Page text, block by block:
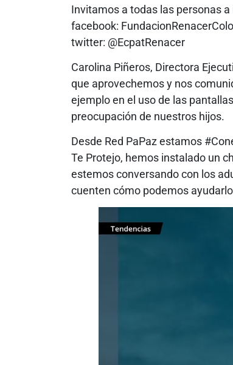
Invitamos a todas las personas
facebook:
twitter: @EcpatRenacer
Carolina Piñeros, Directora
que aprovechemos y nos
ejemplo en el uso de las
preocupación de nuestros hijos.
Desde Red PaPaz estamos
Te Protejo, hemos instalado un
estemos conversando con los
cuenten cómo podemos